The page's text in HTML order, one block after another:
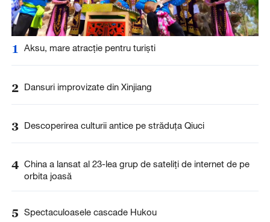
1 Aksu, mare atracție pentru turiști
2 Dansuri improvizate din Xinjiang
3 Descoperirea culturii antice pe străduța Qiuci
4 China a lansat al 23-lea grup de sateliți de internet de pe
orbita joasă
5 Spectaculoasele cascade Hukou